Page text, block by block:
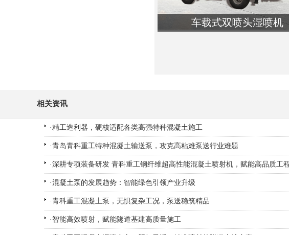
车载式双喷头湿喷机
相关资讯
·精工造利器，硬核适配各类高强特种混凝土施工
·青岛青科重工特种混凝土输送泵，攻克高粘难泵送行业难题
·深耕专项装备研发 青科重工钢纤维超高性能混凝土喷射机，赋能高品质工
·混凝土泵的发展趋势：智能绿色引领产业升级​
·青科重工混凝土泵，无惧复杂工况，泵送稳筑精品
· 智能高效喷射，赋能隧道基建高质量施工